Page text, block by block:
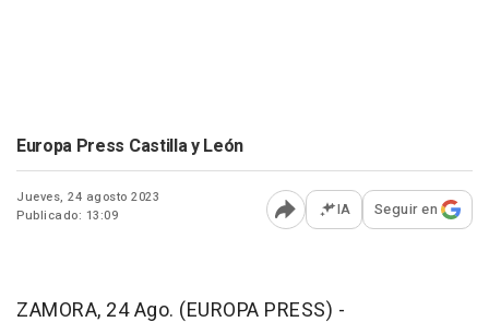
Europa Press Castilla y León
Jueves, 24 agosto 2023
Publicado: 13:09
Abrir opciones para
IA Seguir en
ZAMORA, 24 Ago. (EUROPA PRESS) -